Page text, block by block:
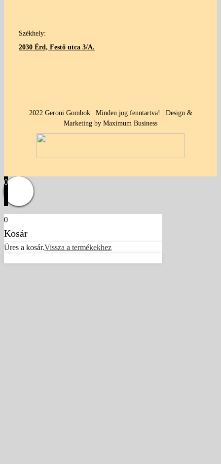
Székhely:
2030 Érd, Festő utca 3/A.
2022 Geroni Gombok | Minden jog fenntartva! | Design &
Marketing by Maximum Business
0
0
Kosár
Üres a kosár.Vissza a termékekhez